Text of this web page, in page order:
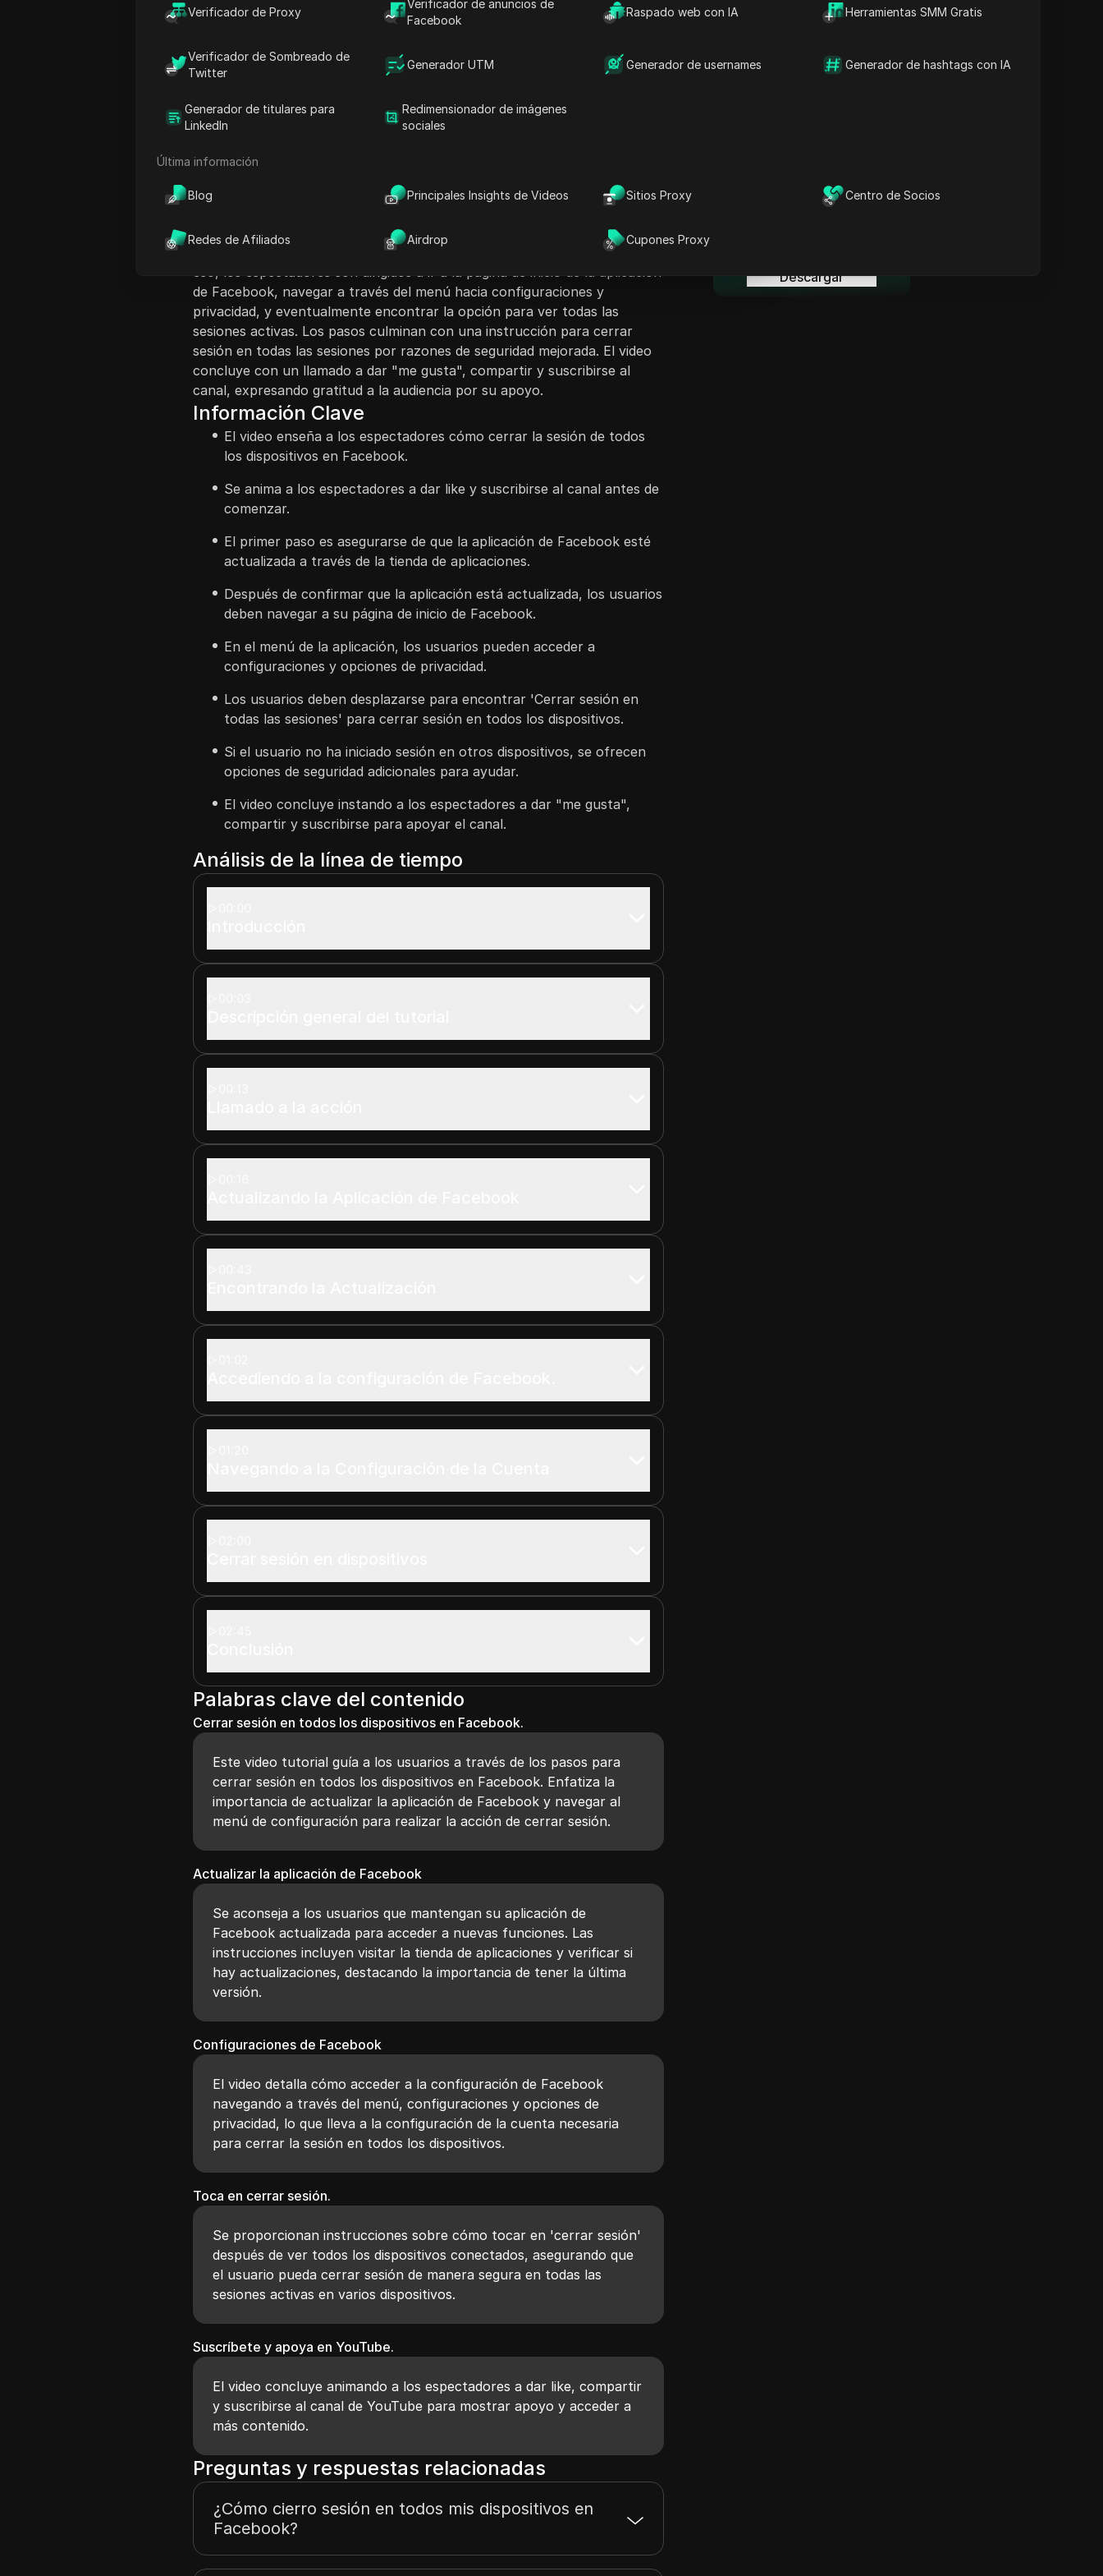
Verificador de Proxy
Verificador de anuncios de
Facebook
Raspado web con IA Herramientas SMM Gratis
Verificador de Sombreado de
Twitter
Generador UTM Generador de usernames Generador de hashtags con IA
Generador de titulares para
LinkedIn
Redimensionador de imágenes
sociales
Última información
Blog Principales Insights de Videos Sitios Proxy Centro de Socios
Redes de Afiliados Airdrop Cupones Proxy
Introducción al contenido
Hacer preguntas sobre esta página
Hacer preguntas sobre esta página
Este video proporciona una guía paso a paso sobre cómo cerrar sesión
espectadores a dar "me gusta" y suscribirse al canal antes de sumergirse
aplicación de Facebook, instruyendo a los usuarios a que verifiquen si hay
actualizaciones en sus respectivas tiendas de aplicaciones. Después de
de Facebook, navegar a través del menú hacia configuraciones y
privacidad, y eventualmente encontrar la opción para ver todas las
sesiones activas. Los pasos culminan con una instrucción para cerrar
sesión en todas las sesiones por razones de seguridad mejorada. El video
concluye con un llamado a dar "me gusta", compartir y suscribirse al
canal, expresando gratitud a la audiencia por su apoyo.
Información Clave
El video enseña a los espectadores cómo cerrar la sesión de todos
los dispositivos en Facebook.
Se anima a los espectadores a dar like y suscribirse al canal antes de
comenzar.
El primer paso es asegurarse de que la aplicación de Facebook esté
actualizada a través de la tienda de aplicaciones.
Después de confirmar que la aplicación está actualizada, los usuarios
deben navegar a su página de inicio de Facebook.
En el menú de la aplicación, los usuarios pueden acceder a
configuraciones y opciones de privacidad.
Los usuarios deben desplazarse para encontrar 'Cerrar sesión en
todas las sesiones' para cerrar sesión en todos los dispositivos.
Si el usuario no ha iniciado sesión en otros dispositivos, se ofrecen
opciones de seguridad adicionales para ayudar.
El video concluye instando a los espectadores a dar "me gusta",
compartir y suscribirse para apoyar el canal.
Análisis de la línea de tiempo
Palabras clave del contenido
Cerrar sesión en todos los dispositivos en Facebook.
Este video tutorial guía a los usuarios a través de los pasos para
cerrar sesión en todos los dispositivos en Facebook. Enfatiza la
importancia de actualizar la aplicación de Facebook y navegar al
menú de configuración para realizar la acción de cerrar sesión.
Actualizar la aplicación de Facebook
Se aconseja a los usuarios que mantengan su aplicación de
Facebook actualizada para acceder a nuevas funciones. Las
instrucciones incluyen visitar la tienda de aplicaciones y verificar si
hay actualizaciones, destacando la importancia de tener la última
versión.
Configuraciones de Facebook
El video detalla cómo acceder a la configuración de Facebook
navegando a través del menú, configuraciones y opciones de
privacidad, lo que lleva a la configuración de la cuenta necesaria
para cerrar la sesión en todos los dispositivos.
Toca en cerrar sesión.
Se proporcionan instrucciones sobre cómo tocar en 'cerrar sesión'
después de ver todos los dispositivos conectados, asegurando que
el usuario pueda cerrar sesión de manera segura en todas las
sesiones activas en varios dispositivos.
Suscríbete y apoya en YouTube.
El video concluye animando a los espectadores a dar like, compartir
y suscribirse al canal de YouTube para mostrar apoyo y acceder a
más contenido.
Preguntas y respuestas relacionadas
¿Cómo cierro sesión en todos mis dispositivos en
Facebook?
Información Clave
Análisis de la línea de
Palabras clave del
El navegador anti-detección
DICloak mantiene la gestión
Descargar